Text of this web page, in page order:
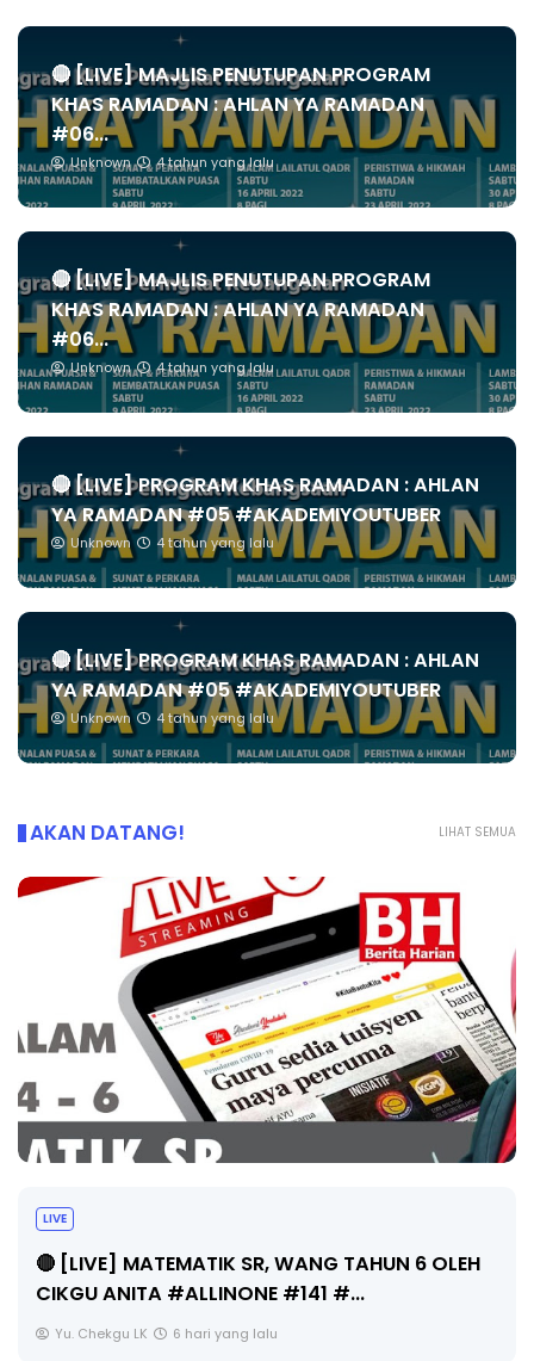
🔴 [LIVE] MAJLIS PENUTUPAN PROGRAM
KHAS RAMADAN : AHLAN YA RAMADAN
#06...
Unknown 4 tahun yang lalu
🔴 [LIVE] MAJLIS PENUTUPAN PROGRAM
KHAS RAMADAN : AHLAN YA RAMADAN
#06...
Unknown 4 tahun yang lalu
🔴 [LIVE] PROGRAM KHAS RAMADAN : AHLAN
YA RAMADAN #05 #AKADEMIYOUTUBER
Unknown 4 tahun yang lalu
🔴 [LIVE] PROGRAM KHAS RAMADAN : AHLAN
YA RAMADAN #05 #AKADEMIYOUTUBER
Unknown 4 tahun yang lalu
LIHAT SEMUA
AKAN DATANG!
LIVE
🔴 [LIVE] MATEMATIK SR, WANG TAHUN 6 OLEH
CIKGU ANITA #ALLINONE #141 #...
Yu. Chekgu LK 6 hari yang lalu